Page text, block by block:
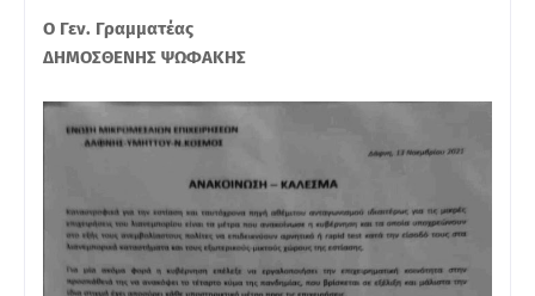
Ο Γεν. Γραμματέας
ΔΗΜΟΣΘΕΝΗΣ ΨΩΦΑΚΗΣ